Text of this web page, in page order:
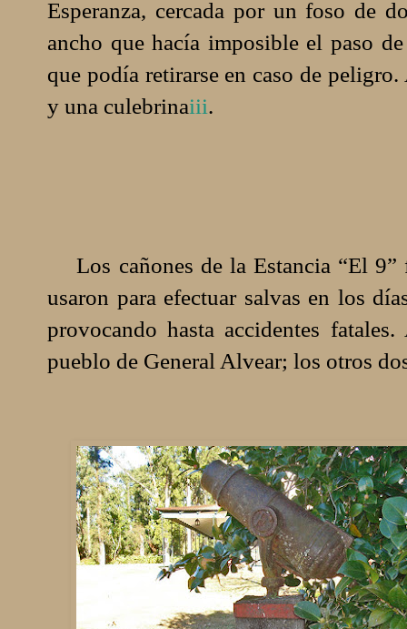
Esperanza, cercada por un foso de
ancho que hacía imposible el paso
que podía retirarse en caso de
y una culebrinaiii.
Los cañones de la Estancia “El 9”
usaron para efectuar salvas en los
provocando hasta accidentes
pueblo de General Alvear; los otros